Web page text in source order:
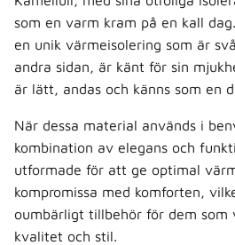
som en varm kram på en kall
en unik värmeisolering som är
andra sidan, är känt för sin
är lätt, andas och känns som en
När dessa material används i
kombination av elegans och
utformade för att ge optimal
kompromissa med komforten,
oumbärligt tillbehör för dem som
kvalitet och stil.